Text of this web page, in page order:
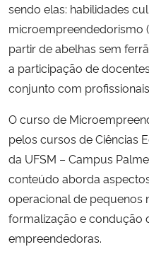
sendo elas: habilidades
microempreendedorismo
partir de abelhas sem
a participação de
conjunto com
O curso de
pelos cursos de Ciências
da UFSM – Campus
conteúdo aborda
operacional de pequenos
formalização e condução
empreendedoras.